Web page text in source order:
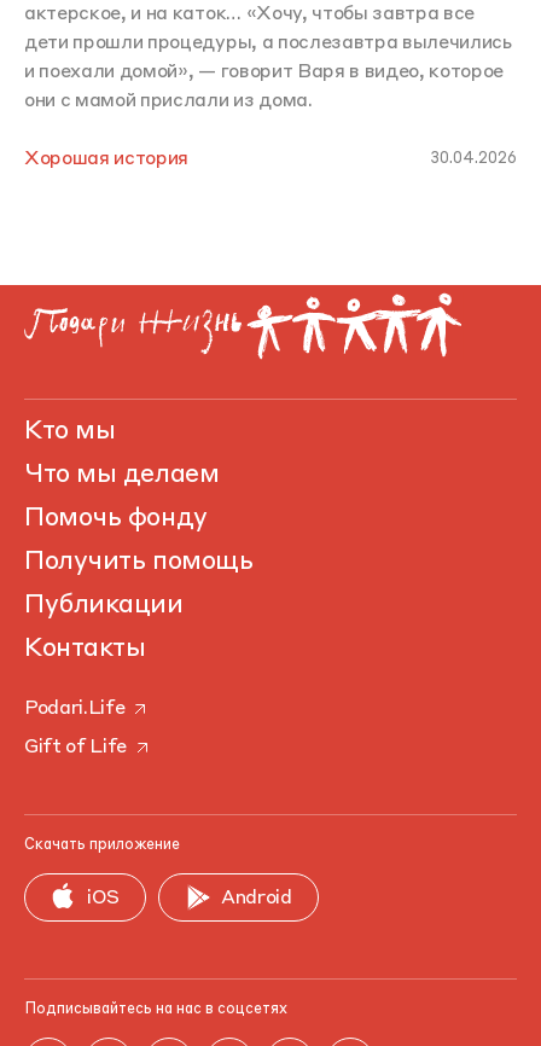
актерское, и на каток… «Хочу, чтобы завтра все
дети прошли процедуры, а послезавтра вылечились
и поехали домой», — говорит Варя в видео, которое
они с мамой прислали из дома.
Хорошая история 30.04.2026
Кто мы
Что мы делаем
Помочь фонду
Получить помощь
Публикации
Контакты
Podari.Life
Gift of Life
Скачать приложение
iOS Android
Подписывайтесь на нас в соцсетях